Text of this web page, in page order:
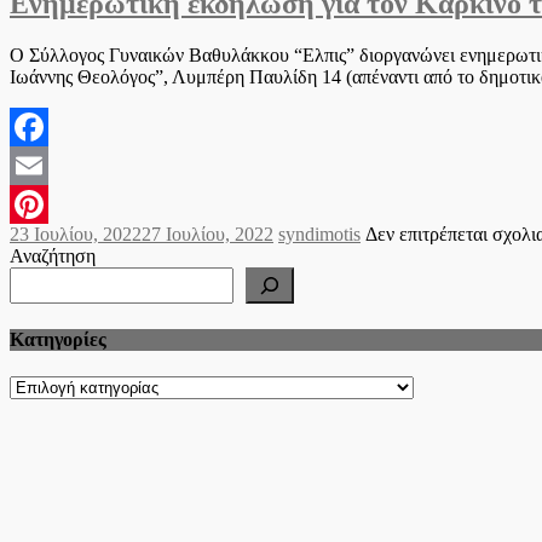
Ο Σύλλογος Γυναικών Βαθυλάκκου “Ελπις” διοργανώνει
Ιωάννης Θεολόγος”, Λυμπέρη Παυλίδη 14 (απέναντι από το
Facebook
Email
Pinterest
Posted
on
23 Ιουλίου, 202227 Ιουλίου, 2022 Author
syndimotis Δεν επιτρέπεται
Αναζήτηση
Kατηγορίες
Kατηγορίες